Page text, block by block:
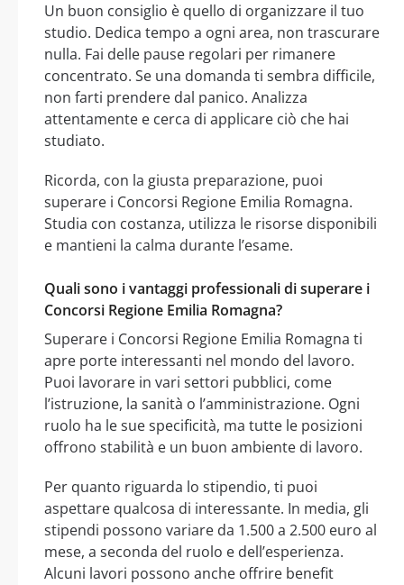
Un buon consiglio è quello di organizzare il tuo
studio. Dedica tempo a ogni area, non trascurare
nulla. Fai delle pause regolari per rimanere
concentrato. Se una domanda ti sembra difficile,
non farti prendere dal panico. Analizza
attentamente e cerca di applicare ciò che hai
studiato.
Ricorda, con la giusta preparazione, puoi
superare i Concorsi Regione Emilia Romagna.
Studia con costanza, utilizza le risorse disponibili
e mantieni la calma durante l’esame.
Quali sono i vantaggi professionali di superare i
Concorsi Regione Emilia Romagna?
Superare i Concorsi Regione Emilia Romagna ti
apre porte interessanti nel mondo del lavoro.
Puoi lavorare in vari settori pubblici, come
l’istruzione, la sanità o l’amministrazione. Ogni
ruolo ha le sue specificità, ma tutte le posizioni
offrono stabilità e un buon ambiente di lavoro.
Per quanto riguarda lo stipendio, ti puoi
aspettare qualcosa di interessante. In media, gli
stipendi possono variare da 1.500 a 2.500 euro al
mese, a seconda del ruolo e dell’esperienza.
Alcuni lavori possono anche offrire benefit